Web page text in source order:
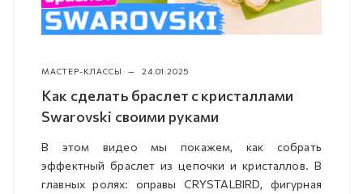
МАСТЕР-КЛАССЫ — 24.01.2025
Как сделать браслет с кристаллами
Swarovski своими руками
В этом видео мы покажем, как собрать
эффектный браслет из цепочки и кристаллов. В
главных ролях: оправы CRYSTALBIRD, фигурная